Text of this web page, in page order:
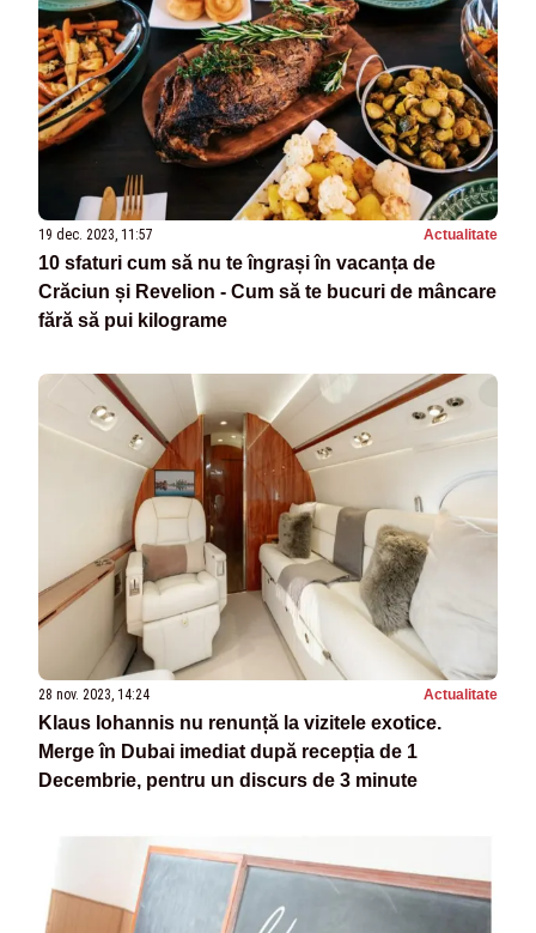
19 dec. 2023, 11:57 Actualitate
10 sfaturi cum să nu te îngrași în vacanța de
Crăciun și Revelion - Cum să te bucuri de mâncare
fără să pui kilograme
28 nov. 2023, 14:24 Actualitate
Klaus Iohannis nu renunță la vizitele exotice.
Merge în Dubai imediat după recepția de 1
Decembrie, pentru un discurs de 3 minute